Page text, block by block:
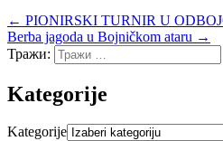
← PIONIRSKI TURNIR U
Berba jagoda u Bojničkom ataru →
Тражи:
Kategorije
Kategorije